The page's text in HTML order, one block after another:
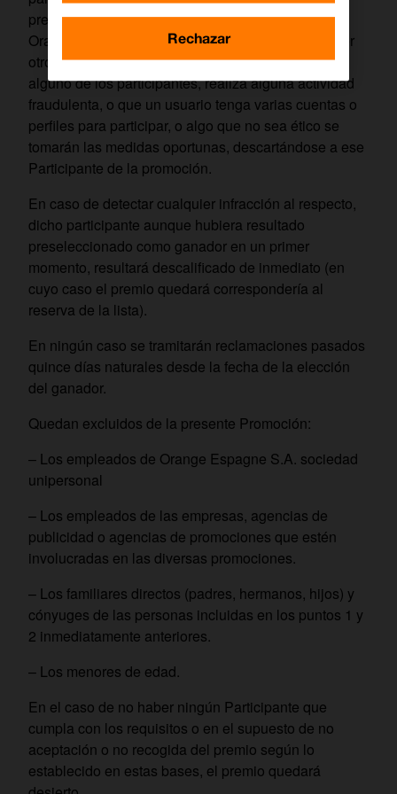
premio en alguno de los concursos realizados por
Orange en lo que llevamos del año actual 2018. Por
otro lado si se detecta durante la promoción que
alguno de los participantes, realiza alguna actividad
fraudulenta, o que un usuario tenga varias cuentas o
perfiles para participar, o algo que no sea ético se
tomarán las medidas oportunas, descartándose a ese
Participante de la promoción.
En caso de detectar cualquier infracción al respecto,
dicho participante aunque hubiera resultado
preseleccionado como ganador en un primer
momento, resultará descalificado de inmediato (en
cuyo caso el premio quedará correspondería al
reserva de la lista).
En ningún caso se tramitarán reclamaciones pasados
quince días naturales desde la fecha de la elección
del ganador.
Quedan excluidos de la presente Promoción:
– Los empleados de Orange Espagne S.A. sociedad
unipersonal
– Los empleados de las empresas, agencias de
publicidad o agencias de promociones que estén
involucradas en las diversas promociones.
– Los familiares directos (padres, hermanos, hijos) y
cónyuges de las personas incluidas en los puntos 1 y
2 inmediatamente anteriores.
– Los menores de edad.
En el caso de no haber ningún Participante que
cumpla con los requisitos o en el supuesto de no
aceptación o no recogida del premio según lo
establecido en estas bases, el premio quedará
Rechazar